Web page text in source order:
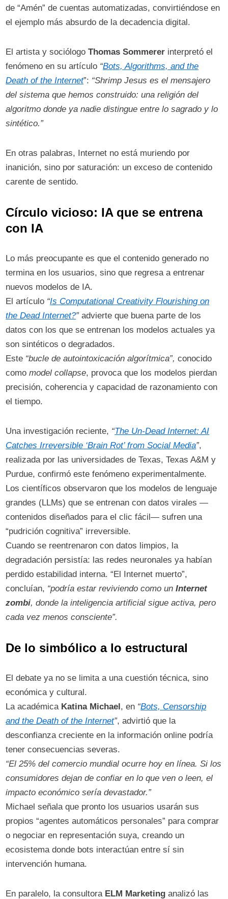
de “Amén” de cuentas automatizadas, convirtiéndose en
el ejemplo más absurdo de la decadencia digital. ​
El artista y sociólogoThomas Sommerer interpretó el
fenómeno en su artículo “Bots, Algorithms, and the
Death of the Internet”: “Shrimp Jesus es el mensajero
del sistema que hemos construido: una religión del
algoritmo donde ya nadie distingue entre lo sagrado y lo
sintético.”
En otras palabras, Internet no está muriendo por
inanición, sino por saturación: un exceso de contenido
carente de sentido.
Círculo vicioso: IA que se entrena
con IA
Lo más preocupante es que el contenido generado no
termina en los usuarios, sino que regresa a entrenar
nuevos modelos de IA.
El artículo “Is Computational Creativity Flourishing on
the Dead Internet?”advierte que buena parte de los
datos con los que se entrenan los modelos actuales ya
son sintéticos o degradados. ​
Este “bucle de autointoxicación algorítmica”, conocido
comomodel collapse, provoca que los modelos pierdan
precisión, coherencia y capacidad de razonamiento con
el tiempo.
Una investigación reciente, “The Un‑Dead Internet: AI
Catches Irreversible ‘Brain Rot’ from Social Media”,
realizada por las universidades de Texas, Texas A&M y
Purdue, confirmó este fenómeno experimentalmente.​
Los científicos observaron que los modelos de lenguaje
grandes (LLMs) que se entrenan con datos virales —
contenidos diseñados para el clic fácil— sufren una
“pudrición cognitiva” irreversible.
Cuando se reentrenaron con datos limpios, la
degradación persistía: las redes neuronales ya habían
perdido estabilidad interna. “El Internet muerto”,
concluían, “podría estar reviviendo como unInternet
zombi, donde la inteligencia artificial sigue activa, pero
cada vez menos consciente”.
De lo simbólico a lo estructural
El debate ya no se limita a una cuestión técnica, sino
económica y cultural.
La académica Katina Michael, en “Bots, Censorship
and the Death of the Internet”, advirtió que la
desconfianza creciente en la información online podría
tener consecuencias severas.
“El 25% del comercio mundial ocurre hoy en línea. Si los
consumidores dejan de confiar en lo que ven o leen, el
impacto económico sería devastador.”
Michael señala que pronto los usuarios usarán sus
propios “agentes automáticos personales” para comprar
o negociar en representación suya, creando un
ecosistema donde bots interactúan entre sí sin
intervención humana.
En paralelo, la consultora ELM Marketing analizó las